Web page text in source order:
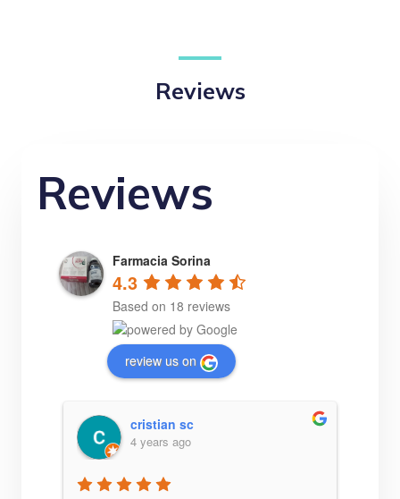
Reviews
Reviews
Farmacia Sorina
4.3
Based on 18 reviews
review us on
Yana
4 years ago